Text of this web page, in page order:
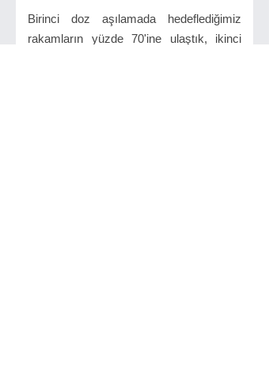
Birinci doz aşılamada hedeflediğimiz
rakamların yüzde 70'ine ulaştık, ikinci